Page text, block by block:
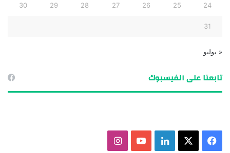
24
25
26
27
28
29
30
31
« يوليو
تابعنا على الفيسبوك